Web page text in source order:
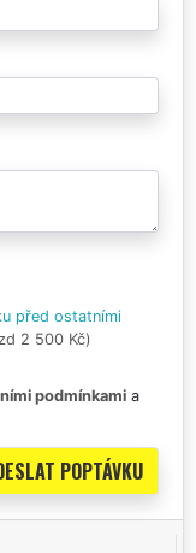
před ostatními
2 500 Kč)
podmínkami a